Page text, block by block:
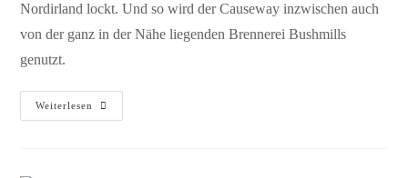
Nordirland lockt. Und so wird der Causeway inzwischen auch
von der ganz in der Nähe liegenden Brennerei Bushmills
genutzt.
Weiterlesen